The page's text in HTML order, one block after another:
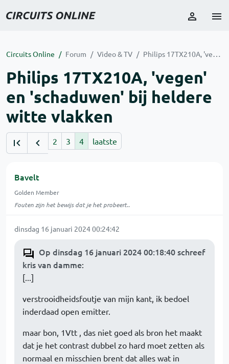
Circuits Online Forum Video & TV Philips 17TX210A, 'vegen' en 'schaduwen' bij heldere witte vlakken
Philips 17TX210A, 'vegen'
en 'schaduwen' bij heldere
witte vlakken
2 3 4 laatste
Bavelt
Golden Member
Fouten zijn het bewijs dat je het probeert..
dinsdag 16 januari 2024 00:24:42
Op dinsdag 16 januari 2024 00:18:40 schreef
kris van damme:
[...]
verstrooidheidsfoutje van mijn kant, ik bedoel
inderdaad open emitter.
maar bon, 1Vtt , das niet goed als bron het maakt
dat je het contrast dubbel zo hard moet zetten als
normaal en misschien brent dat alles wat in